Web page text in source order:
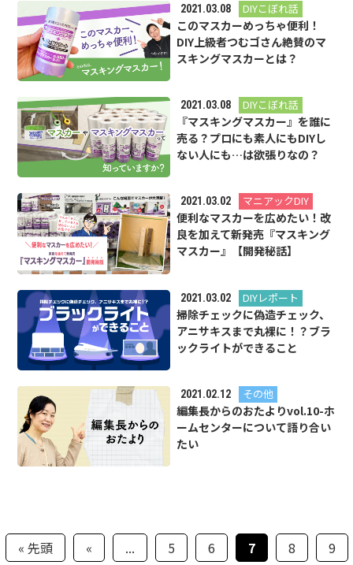
2021.03.08 DIYこぼれ話
このマスカーめっちゃ便利！
DIY上級者つむゴさん絶賛のマ
スキングマスカーとは？
2021.03.08 DIYこぼれ話
『マスキングマスカー』を誰に
売る？プロにも素人にもDIYし
ない人にも…は欲張りなの？
2021.03.02 マニアックDIY
便利なマスカーを広めたい！改
良を加えて新発売『マスキング
マスカー』【開発秘話】
2021.03.02 DIYレポート
掃除チェックに偽造チェック、
アニサキスまで丸裸に！？ブラ
ックライトができること
2021.02.12 その他
編集長からのおたよりvol.10-ホ
ームセンターについて語り合い
たい
« 先頭 « ... 5 6 7 8 9